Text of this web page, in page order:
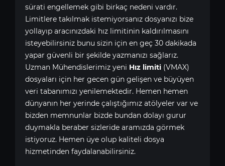
sürati engellemek gibi birkaç nedeni vardır.
Limitlere takılmak istemiyorsanız dosyanızı bize
yollayıp aracınızdaki hız limitinin kaldırılmasını
isteyebilirsiniz bunu sizin için en geç 30 dakikada
yapar güvenli bir şekilde yazmanızı sağlarız.
Uzman Mühendislerimiz yeni Hız limiti (VMAX)
dosyaları için her gecen gün gelişen ve büyüyen
veri tabanımızı yenilemektedir. Hemen hemen
dünyanın her yerinde çalıştığımız atölyeler var ve
bizden memnunlar bizde bundan dolayı gurur
duymakla beraber sizleride aramızda görmek
istiyoruz. Hemen üye olup kaliteli dosya
hizmetinden faydalanabilirsiniz.